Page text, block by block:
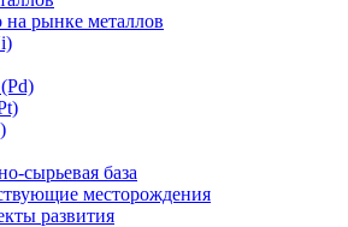
на рынке металлов
сырьевая база
месторождения
развития